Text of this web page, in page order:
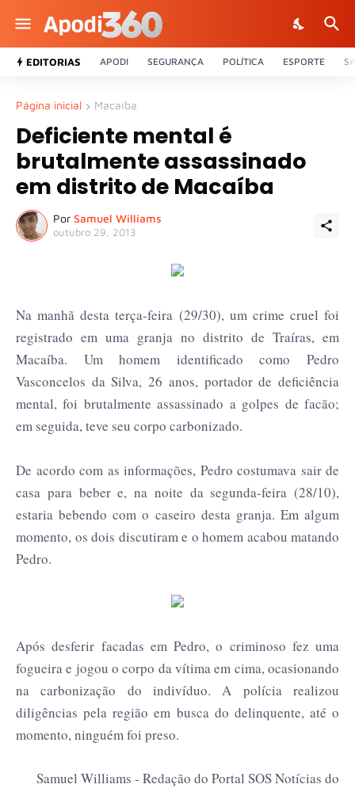
EDITORIAS APODI SEGURANÇA POLÍTICA ESPORTE
Página inicial Macaíba
Deficiente mental é
brutalmente assassinado
em distrito de Macaíba
Por Samuel Williams
outubro 29, 2013
Na manhã desta terça-feira (29/30), um crime cruel foi
registrado em uma granja no distrito de Traíras, em
Macaíba. Um homem identificado como Pedro
Vasconcelos da Silva, 26 anos, portador de deficiência
mental, foi brutalmente assassinado a golpes de facão;
em seguida, teve seu corpo carbonizado.
De acordo com as informações, Pedro costumava sair de
casa para beber e, na noite da segunda-feira (28/10),
estaria bebendo com o caseiro desta granja. Em algum
momento, os dois discutiram e o homem acabou matando
Pedro.
Após desferir facadas em Pedro, o criminoso fez uma
fogueira e jogou o corpo da vítima em cima, ocasionando
na carbonização do indivíduo. A polícia realizou
diligências pela região em busca do delinquente, até o
momento, ninguém foi preso.
Samuel Williams - Redação do Portal SOS Notícias do